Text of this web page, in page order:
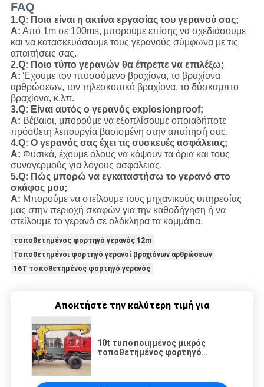
FAQ
1.Q: Ποια είναι η ακτίνα εργασίας του γερανού σας;
Α: Από 1m σε 100ms, μπορούμε επίσης να σχεδιάσουμε
και να κατασκευάσουμε τους γερανούς σύμφωνα με τις
απαιτήσεις σας.
2.Q: Ποιο τύπο γερανών θα έπρεπε να επιλέξω;
Α: Έχουμε τον πτυσσόμενο βραχίονα, το βραχίονα
αρθρώσεων, τον τηλεσκοπικό βραχίονα, το δύσκαμπτο
βραχίονα, κ.λπ.
3.Q: Είναι αυτός ο γερανός explosionproof;
Α: Βέβαιοι, μπορούμε να εξοπλίσουμε οποιαδήποτε
πρόσθετη λειτουργία βασισμένη στην απαίτησή σας.
4.Q: Ο γερανός σας έχει τις συσκευές ασφάλειας;
Α: Φυσικά, έχουμε όλους να κόψουν τα όρια και τους
συναγερμούς για λόγους ασφάλειας.
5.Q: Πώς μπορώ να εγκαταστήσω το γερανό στο
σκάφος μου;
Α: Μπορούμε να στείλουμε τους μηχανικούς υπηρεσίας
μας στην περιοχή σκαφών για την καθοδήγηση ή να
στείλουμε το γερανό σε ολόκληρα τα κομμάτια.
τοποθετημένος φορτηγό γερανός 12m
Τοποθετημένοι φορτηγό γερανοί βραχιόνων αρθρώσεων
16T τοποθετημένος φορτηγό γερανός
Αποκτήστε την καλύτερη τιμή για
10t τυποποιημένος μικρός
τοποθετημένος φορτηγό